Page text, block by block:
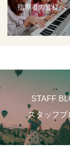
指導者の皆様へ
STAFF
スタッフブ